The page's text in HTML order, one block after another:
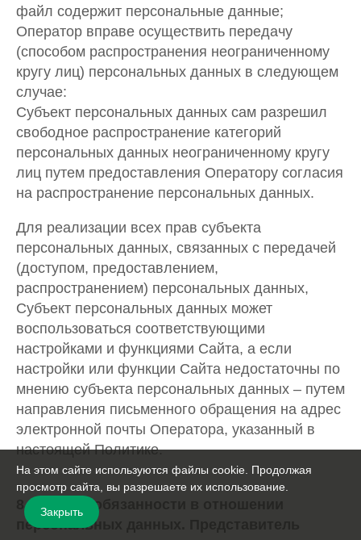
файл содержит персональные данные;
Оператор вправе осуществить передачу
(способом распространения неограниченному
кругу лиц) персональных данных в следующем
случае:
Субъект персональных данных сам разрешил
свободное распространение категорий
персональных данных неограниченному кругу
лиц путем предоставления Оператору согласия
на распространение персональных данных.
Для реализации всех прав субъекта
персональных данных, связанных с передачей
(доступом, предоставлением,
распространением) персональных данных,
Субъект персональных данных может
воспользоваться соответствующими
настройками и функциями Сайта, а если
настройки или функции Сайта недостаточны по
мнению субъекта персональных данных – путем
направления письменного обращения на адрес
электронной почты Оператора, указанный в
настоящей Политике.
8. Права и обязанности в отношении
персональных данных. Представитель
На этом сайте используются файлы cookie. Продолжая
просмотр сайта, вы разрешаете их использование.
Закрыть